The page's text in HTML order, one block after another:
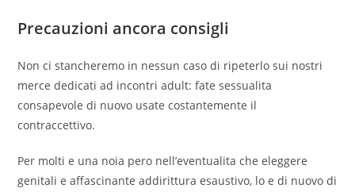
Precauzioni ancora consigli
Non ci stancheremo in nessun caso di ripeterlo sui nostri
merce dedicati ad incontri adult: fate sessualita
consapevole di nuovo usate costantemente il
contraccettivo.
Per molti e una noia pero nell’eventualita che eleggere
genitali e affascinante addirittura esaustivo, lo e di nuovo di